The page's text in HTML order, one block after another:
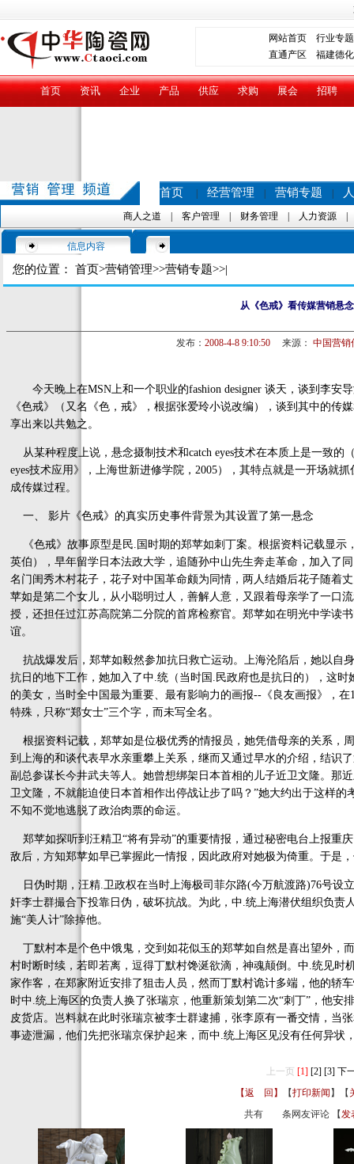
网站首页
行业专题
直通产区 福建德化
首页 资讯 企业 产品 供应 求购 展会 招聘
首页 经营管理 营销专题
商人之道 客户管理 财务管理 人力资源
信息内容
您的位置： 首页>营销管理>>营销专题>>|
从《色戒》看传媒营销悬
发布： 2008-4-8 9:10:50来源： 中国营销
今天晚上在MSN上和一个职业的fashion designer 谈天，谈到李安
《色戒》（又名《色，戒》，根据张爱玲小说改编），谈到其中的传
享出来以共勉之。
从某种程度上说，悬念摄制技术和catch eyes技术在本质上是一致的
eyes技术应用》，上海世新进修学院，2005），其特点就是一开场就
成传媒过程。
一、 影片《色戒》的真实历史事件背景为其设置了第一悬念
《色戒》故事原型是民.国时期的郑苹如刺丁案。根据资料记载显示
英伯），早年留学日本法政大学，追随孙中山先生奔走革命，加入了
名门闺秀木村花子，花子对中国革命颇为同情，两人结婚后花子随着
苹如是第二个女儿，从小聪明过人，善解人意，又跟着母亲学了一口
授，还担任过江苏高院第二分院的首席检察官。郑苹如在明光中学读
谊。
抗战爆发后，郑苹如毅然参加抗日救亡运动。上海沦陷后，她以自
抗日的地下工作，她加入了中.统（当时国.民政府也是抗日的），这
的美女，当时全中国最为重要、最有影响力的画报--《良友画报》，
特殊，只称“郑女士”三个字，而未写全名。
根据资料记载，郑苹如是位极优秀的情报员，她凭借母亲的关系，
到上海的和谈代表早水亲重攀上关系，继而又通过早水的介绍，结识
副总参谋长今井武夫等人。她曾想绑架日本首相的儿子近卫文隆。那
卫文隆，不就能迫使日本首相作出停战让步了吗？”她大约出于这样
不知不觉地逃脱了政治肉票的命运。
郑苹如探听到汪精卫“将有异动”的重要情报，通过秘密电台上报重
敌后，方知郑苹如早已掌握此一情报，因此政府对她极为倚重。于是
日伪时期，汪精.卫政权在当时上海极司菲尔路(今万航渡路)76号设
奸李士群撮合下投靠日伪，破坏抗战。为此，中.统上海潜伏组织负责
施“美人计”除掉他。
丁默村本是个色中饿鬼，交到如花似玉的郑苹如自然是喜出望外，
村时断时续，若即若离，逗得丁默村馋涎欲滴，神魂颠倒。中.统见时
家作客，在郑家附近安排了狙击人员，然而丁默村诡计多端，他的轿
时中.统上海区的负责人换了张瑞京，他重新策划第二次“刺丁”，他安
皮货店。岂料就在此时张瑞京被李士群逮捕，张李原有一番交情，当
事迹泄漏，他们先把张瑞京保护起来，而中.统上海区见没有任何异状
上一页 [1] [2] [3] 下
【返 回】
【打印新闻 】【
共有
条网友评论 【发